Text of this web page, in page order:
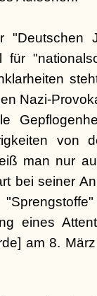
Nazi-
von
man nur
bei seiner
eines
am 8.